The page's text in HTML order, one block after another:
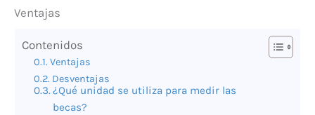
Ventajas
Contenidos
Ventajas
Desventajas
¿Qué unidad se utiliza para medir las
becas?